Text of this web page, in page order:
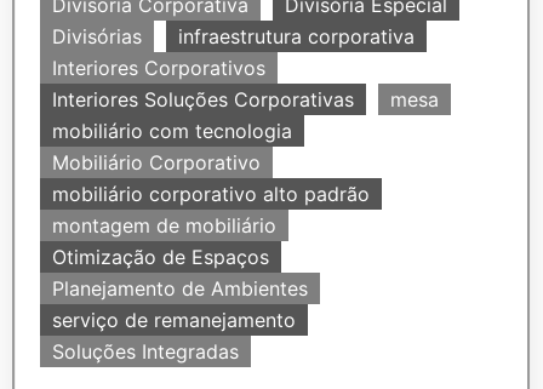
Divisórias
infraestrutura corporativa
Interiores Corporativos
Interiores Soluções Corporativas
mesa
mobiliário com tecnologia
Mobiliário Corporativo
mobiliário corporativo alto padrão
montagem de mobiliário
Otimização de Espaços
Planejamento de Ambientes
serviço de remanejamento
Soluções Integradas